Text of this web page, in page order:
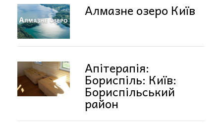
Алмазне озеро Київ
Апітерапія:
Бориспіль: Київ:
Бориспільський
район